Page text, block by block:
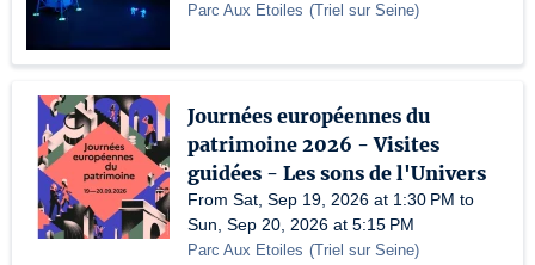
Parc Aux Etoiles (Triel sur Seine)
Journées européennes du
patrimoine 2026 - Visites
guidées - Les sons de l'Univers
From Sat, Sep 19, 2026 at 1:30 PM to
Sun, Sep 20, 2026 at 5:15 PM
Parc Aux Etoiles (Triel sur Seine)